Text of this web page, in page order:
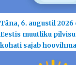
Täna, 6. augustil 2026
Eestis muutliku
kohati sajab hoovihma